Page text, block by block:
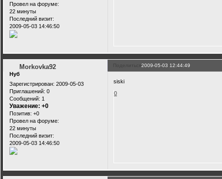
Провел на форуме:
22 минуты
Последний визит:
2009-05-03 14:46:50
Поделиться2009-05-03 12:44:49
Morkovka92
Нуб
Зарегистрирован: 2009-05-03
Приглашений: 0
Сообщений: 1
Уважение: +0
Позитив: +0
Провел на форуме:
22 минуты
Последний визит:
2009-05-03 14:46:50
siski
0